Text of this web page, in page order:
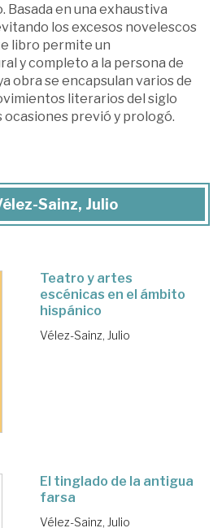
en una exhaustiva
los excesos novelescos
libro permite un
y completo a la persona de
obra se encapsulan varios de
literarios del siglo
ocasiones previó y prologó.
Sainz, Julio
Teatro y artes
escénicas en el ámbito
hispánico
Vélez-Sainz, Julio
El tinglado de la antigua
farsa
Vélez-Sainz, Julio